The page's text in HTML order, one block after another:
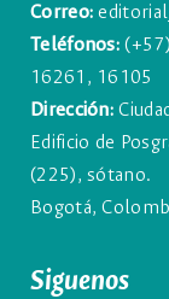
Correo:
Teléfonos:
16261, 16105
Dirección:
Edificio de
(225), sótano.
Bogotá,
Siguenos